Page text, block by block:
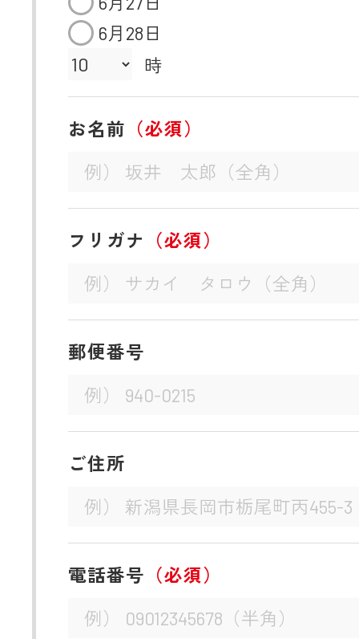
6月28日
時
お名前 （必須）
フリガナ （必須）
郵便番号
ご住所
電話番号 （必須）